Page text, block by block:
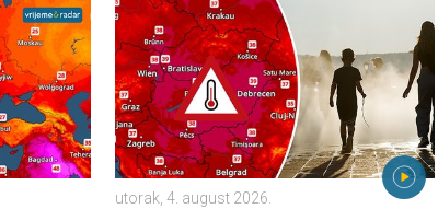
Do 30 stupnjeva. . . subota, 1. august 2026.
Ekstremne vrućine u istočnoj Europi.
utorak, 4. august 2026.